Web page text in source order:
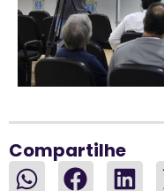
Compartilhe